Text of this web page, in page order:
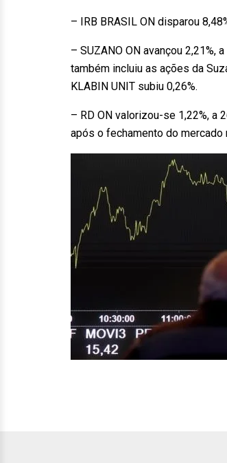
– IRB BRASIL ON disparou
– SUZANO ON avançou 2,21%,
também incluiu as ações da
KLABIN UNIT subiu 0,26%.
– RD ON valorizou-se 1,22%, a
após o fechamento do mercado